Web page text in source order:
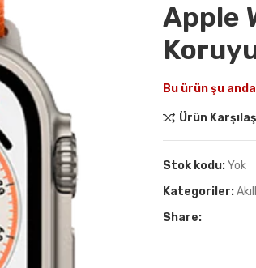
Apple
Bu ürün şu
Ürün
Stok kodu:Yok
Kategoriler:
Share: